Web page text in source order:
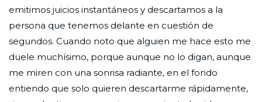
emitimos juicios instantáneos y descartamos a la
persona que tenemos delante en cuestión de
segundos. Cuando noto que alguien me hace esto me
duele muchísimo, porque aunque no lo digan, aunque
me miren con una sonrisa radiante, en el fondo
entiendo que solo quieren descartarme rápidamente,